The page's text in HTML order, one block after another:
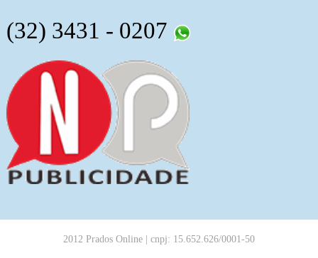
(32) 3431 - 0207
2012 Prados Online | cnpj: 15.652.626/0001-50